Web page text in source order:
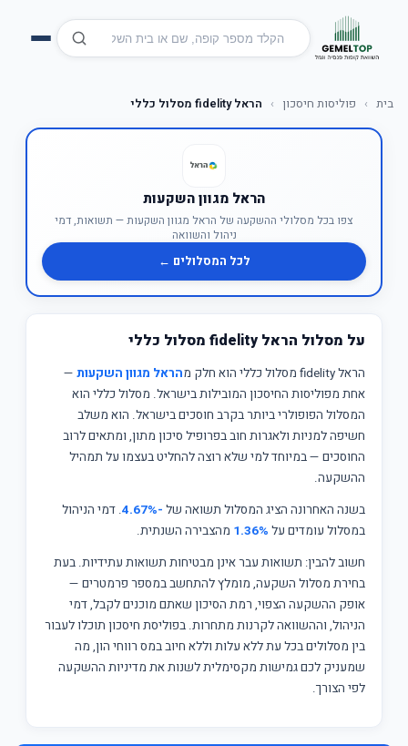
בית › פוליסות חיסכון › הראל fidelity מסלול כללי
הראל מגוון השקעות
צפו בכל מסלולי ההשקעה של הראל מגוון השקעות — תשואות, דמי
ניהול והשוואה
לכל המסלולים ←
על מסלול הראל fidelity מסלול כללי
הראל fidelity מסלול כללי הוא חלק מ הראל מגוון השקעות —
אחת מפוליסות החיסכון המובילות בישראל. מסלול כללי הוא
המסלול הפופולרי ביותר בקרב חוסכים בישראל. הוא משלב
חשיפה למניות ולאגרות חוב בפרופיל סיכון מתון, ומתאים לרוב
החוסכים — במיוחד למי שלא רוצה להחליט בעצמו על תמהיל
ההשקעה.
בשנה האחרונה הציג המסלול תשואה של -4.67%
. דמי הניהול
במסלול עומדים על 1.36% מהצבירה השנתית.
חשוב להבין: תשואות עבר אינן מבטיחות תשואות עתידיות. בעת
בחירת מסלול השקעה, מומלץ להתחשב במספר פרמטרים —
אופק ההשקעה הצפוי, רמת הסיכון שאתם מוכנים לקבל, דמי
הניהול, וההשוואה לקרנות מתחרות. בפוליסת חיסכון תוכלו לעבור
בין מסלולים בכל עת ללא עלות וללא חיוב במס רווחי הון, מה
שמעניק לכם גמישות מקסימלית לשנות את מדיניות ההשקעה
לפי הצורך.